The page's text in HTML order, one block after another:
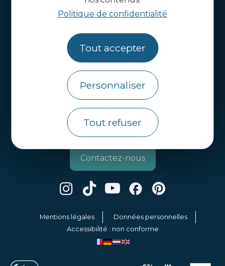
Politique de confidentialité
Tout accepter
Personnaliser
Tout refuser
Handi-tourisme
Infos pratiques
Côtes d’Armor Destination
Agence de Développement Touristique et
d’Attractivité des Côtes d’Armor.
Qui sommes nous ?
Contactez-nous
Mentions légales
Données personnelles
Accessibilité : non conforme